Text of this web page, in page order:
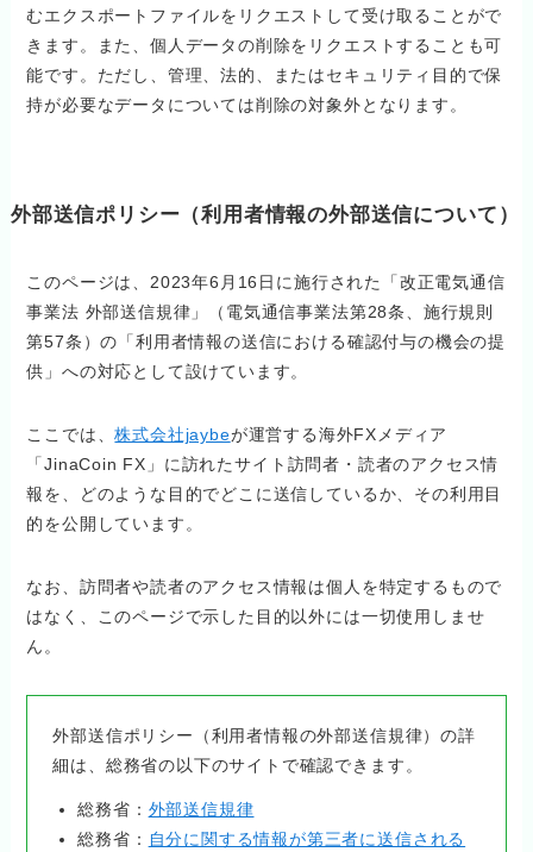
むエクスポートファイルをリクエストして受け取ることがで
きます。また、個人データの削除をリクエストすることも可
能です。ただし、管理、法的、またはセキュリティ目的で保
持が必要なデータについては削除の対象外となります。
外部送信ポリシー（利用者情報の外部送信について）
このページは、2023年6月16日に施行された「改正電気通信
事業法 外部送信規律」（電気通信事業法第28条、施行規則
第57条）の「利用者情報の送信における確認付与の機会の提
供」への対応として設けています。
ここでは、株式会社jaybeが運営する海外FXメディア
「JinaCoin FX」に訪れたサイト訪問者・読者のアクセス情
報を、どのような目的でどこに送信しているか、その利用目
的を公開しています。
なお、訪問者や読者のアクセス情報は個人を特定するもので
はなく、このページで示した目的以外には一切使用しませ
ん。
外部送信ポリシー（利用者情報の外部送信規律）の詳
細は、総務省の以下のサイトで確認できます。
総務省： 外部送信規律
総務省： 自分に関する情報が第三者に送信される